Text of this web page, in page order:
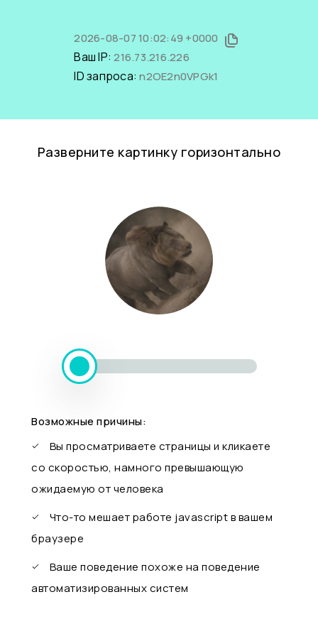
2026-08-07 10:02:49 +0000
Ваш IP:216.73.216.226
ID запроса:n2OE2n0VPGk1
Разверните картинку горизонтально
Возможные причины:
Вы просматриваете страницы и кликаете
со скоростью, намного превышающую
ожидаемую от человека
Что-то мешает работе javascript в вашем
браузере
Ваше поведение похоже на поведение
автоматизированных систем